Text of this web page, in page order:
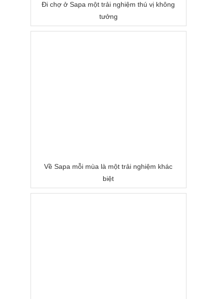
Đi chợ ở Sapa một trải nghiệm thú vị không
tưởng
Về Sapa mỗi mùa là một trải nghiệm khác
biệt